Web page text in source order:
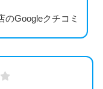
のGoogleクチコミ